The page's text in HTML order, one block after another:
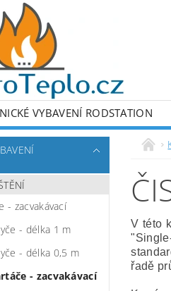
VYBAVENÍ RODSTATION
MĚŘÍCÍ ZAŘÍZENÍ
OSOBNÍCH ÚDAJŮ
- zacvakávací
- délka 1 m
- délka 0,5 m
- zacvakávací
V této
řadě